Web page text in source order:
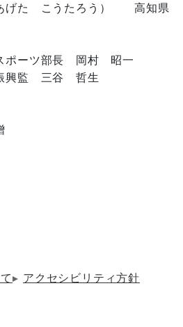
た　こうたろう）　　高知県
ーツ部長　岡村　昭一
監　三谷　哲生
アクセシビリティ方針